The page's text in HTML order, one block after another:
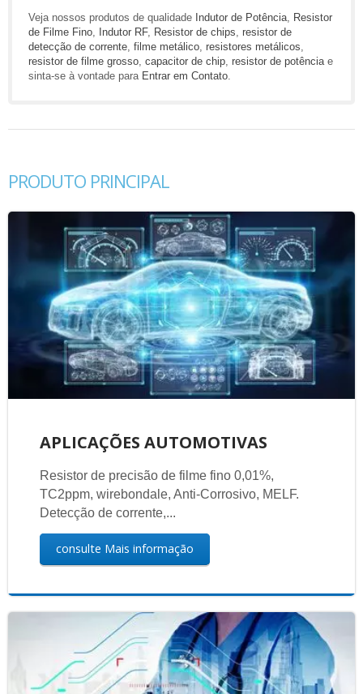
Veja nossos produtos de qualidade Indutor de Potência Resistor
de Filme Fino Indutor RF, Resistor de chips resistor de
detecção de corrente filme metálico resistores metálicos
resistor de filme grosso capacitor de chip resistor de potência e
sinta-se à vontade para Entrar em Contato
PRODUTO PRINCIPAL
APLICAÇÕES AUTOMOTIVAS
Resistor de precisão de filme fino 0,01%,
TC2ppm, wirebondale, Anti-Corrosivo, MELF.
Detecção de corrente,...
consulte Mais informação